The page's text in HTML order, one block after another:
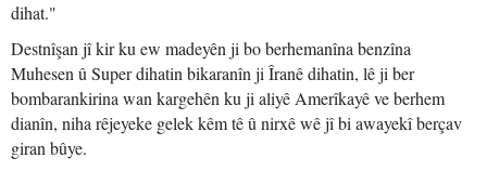
dihat."
Destnîşan jî kir ku ew madeyên ji bo berhemanîna benzîna
Muhesen û Super dihatin bikaranîn ji Îranê dihatin, lê ji ber
bombarankirina wan kargehên ku ji aliyê Amerîkayê ve berhem
dianîn, niha rêjeyeke gelek kêm tê û nirxê wê jî bi awayekî berçav
giran bûye.